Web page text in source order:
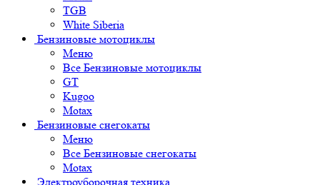
TGB
White Siberia
Бензиновые мотоциклы
Меню
Все Бензиновые мотоциклы
GT
Kugoo
Motax
Бензиновые снегокаты
Меню
Все Бензиновые снегокаты
Motax
Электроуборочная техника